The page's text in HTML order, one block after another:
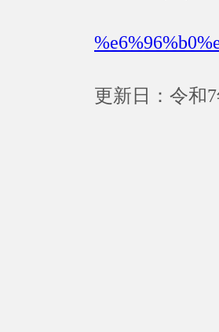
更新日：令和